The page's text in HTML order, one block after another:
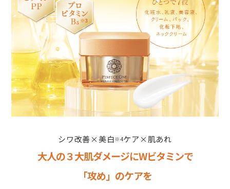
シワ改善×美白※4ケア×肌あれ
大人の３大肌ダメージにWビタミンで
「攻め」のケアを